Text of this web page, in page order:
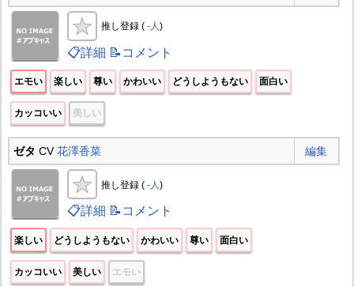
推し登録 ( -人)
📋詳細 📝コメント
エモい 楽しい 尊い かわいい どうしようもない 面白い
カッコいい 美しい
ゼタ CV花澤香菜 編集
推し登録 ( -人 )
📋詳細 📝コメント
楽しい どうしようもない かわいい 尊い 面白い
カッコいい 美しい エモい